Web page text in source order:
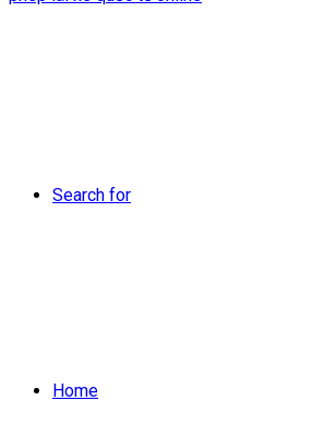
Search for
Home